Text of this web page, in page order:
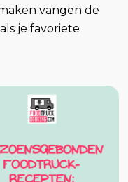
vangen de
je favoriete